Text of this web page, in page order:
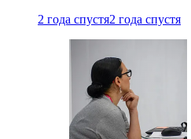
2 года спустя2 года спустя